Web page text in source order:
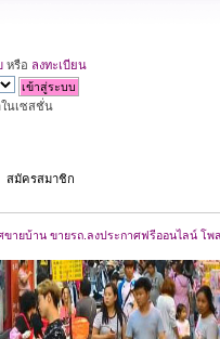
หรือ ลงทะเบียน
ในเซสชั่น
สมัครสมาชิก
ายบ้าน ขายรถ.ลงประกาศฟรีออนไลน์ โ